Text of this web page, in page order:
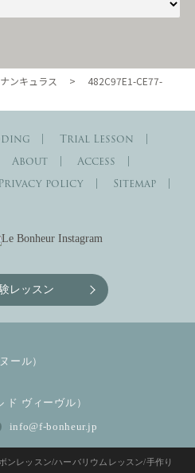
ンキュラス >
482C97E1-CE77-
Trial Lesson
About
Access
Privacy policy
Sitemap
レッスン
ール）
ド ヴィーヴル）
info@f-bonheur.jp
ンレッスン/ハーバリウムレッスン/手作り